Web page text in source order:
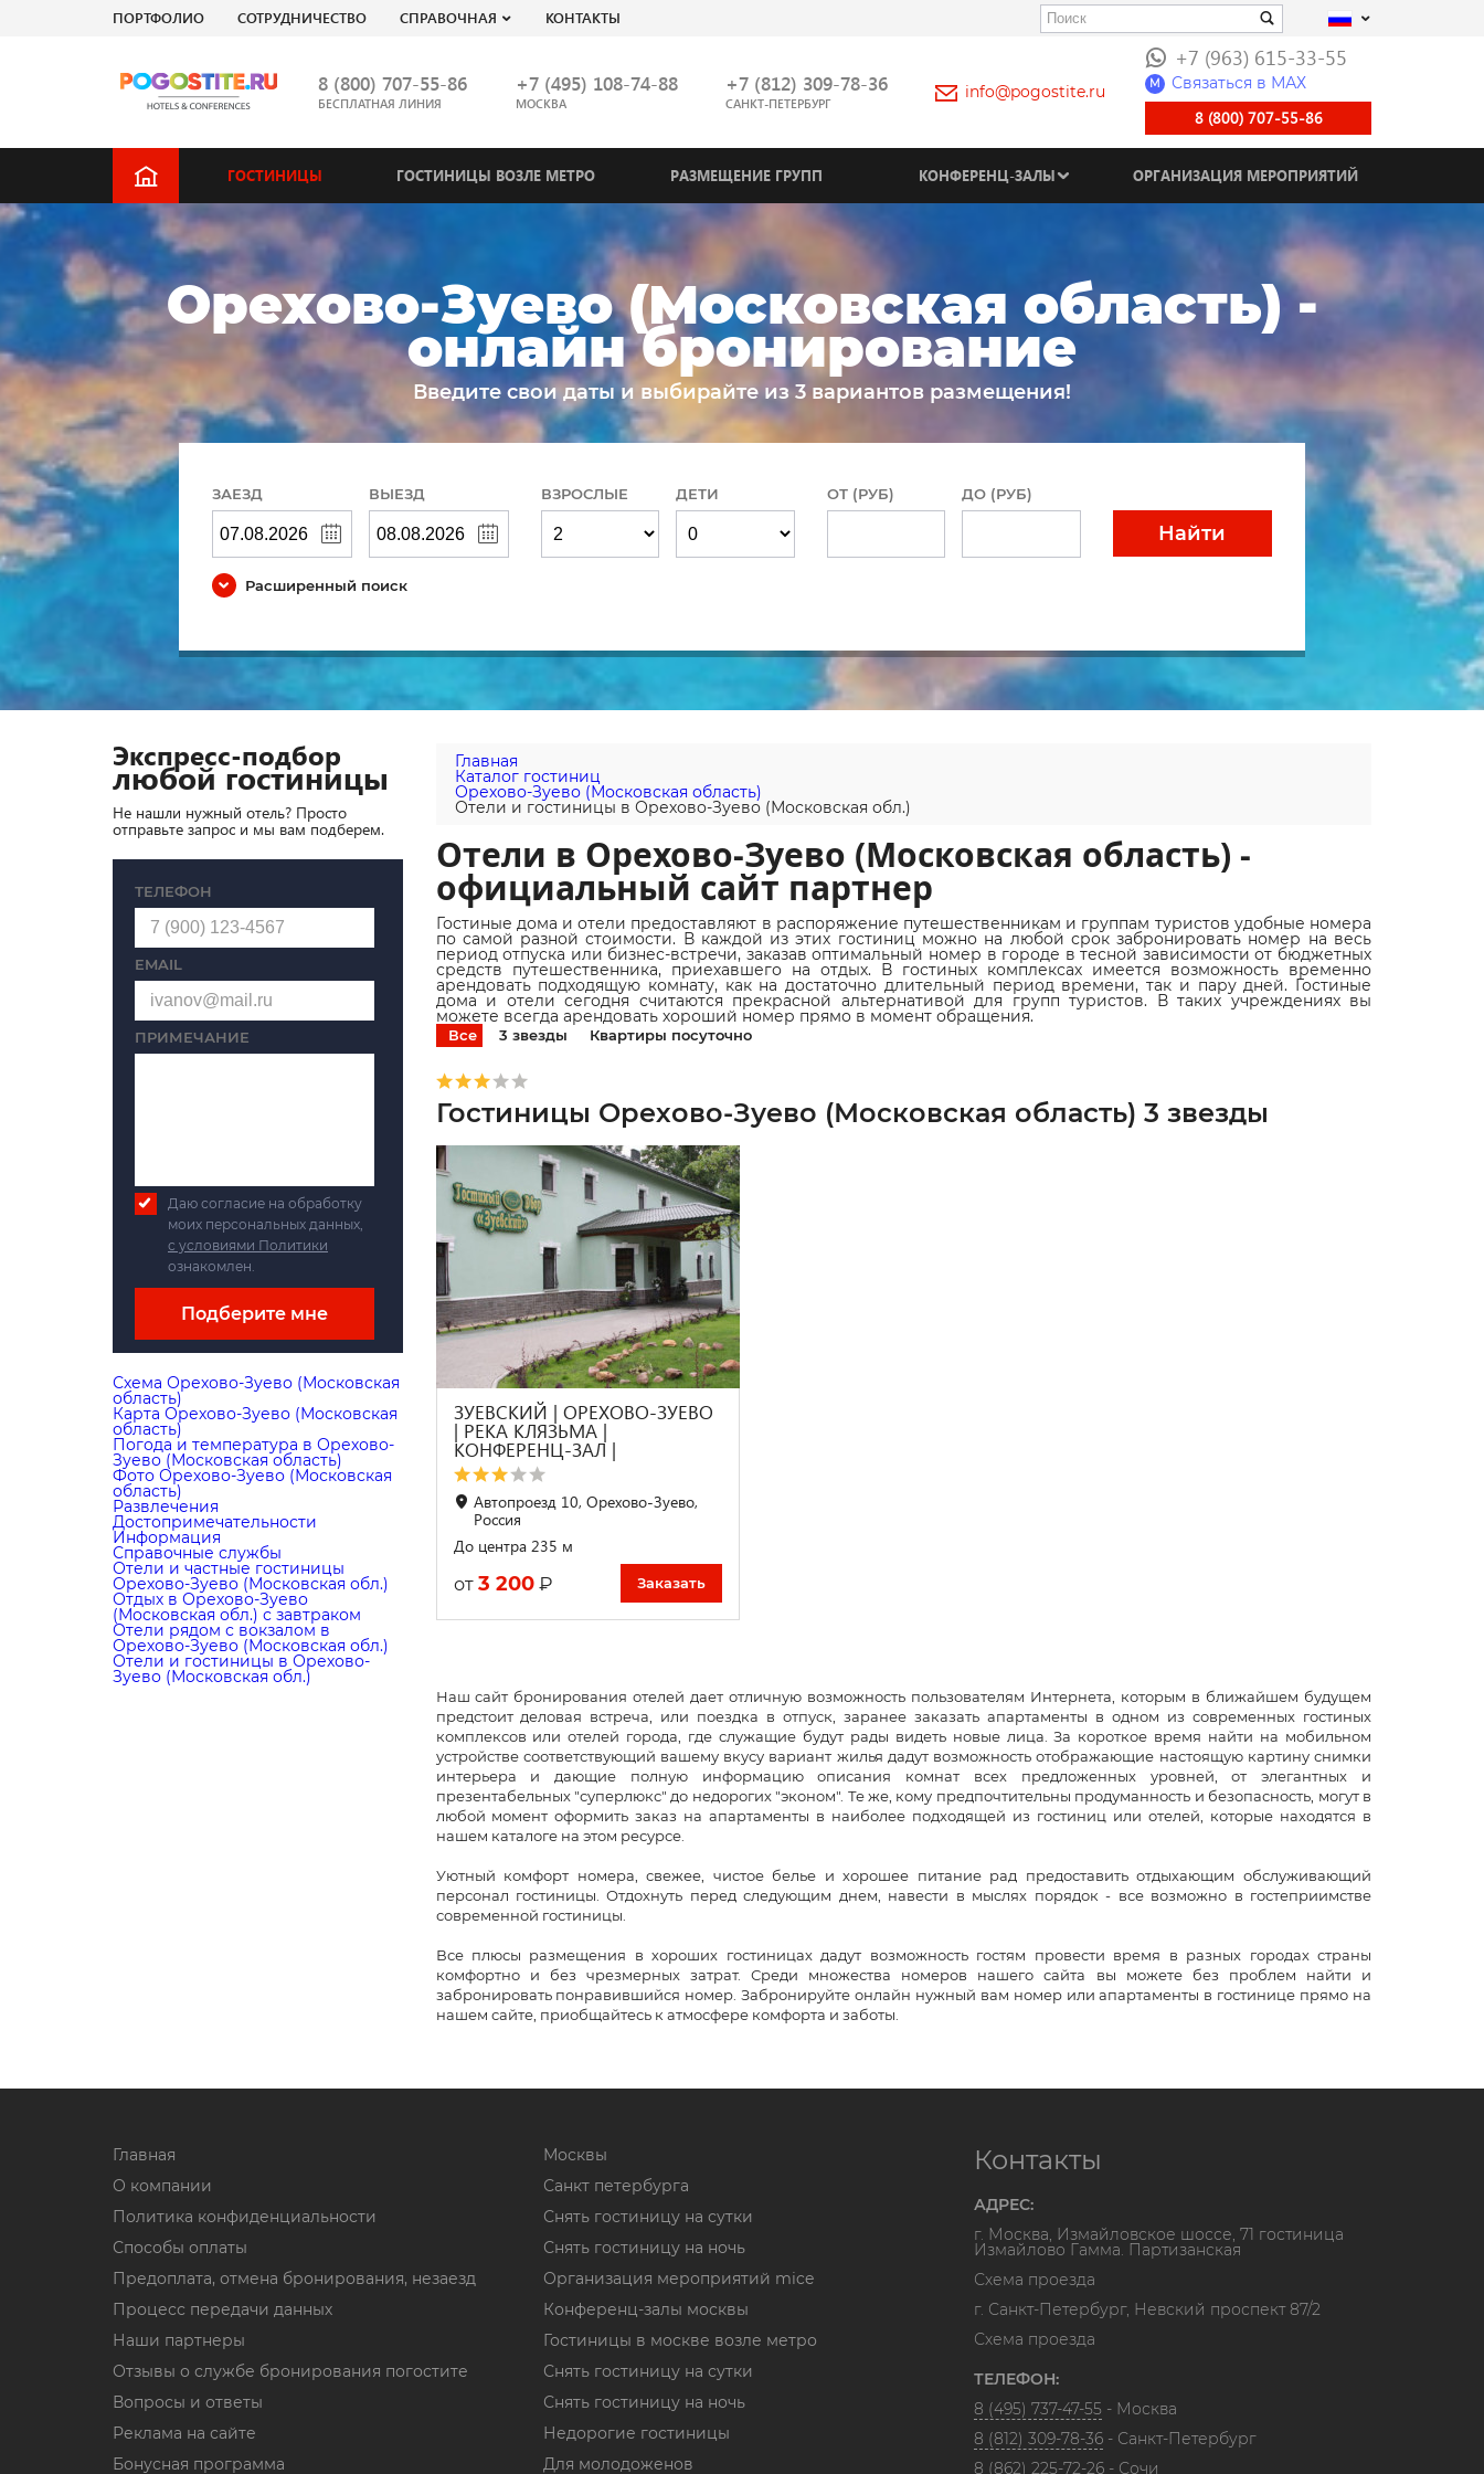
ПОРТФОЛИО СОТРУДНИЧЕСТВО СПРАВОЧНАЯ КОНТАКТЫ
8 (800) 707-55-86
БЕСПЛАТНАЯ ЛИНИЯ
+7 (495) 108-74-88
МОСКВА
+7 (812) 309-78-36
САНКТ-ПЕТЕРБУРГ
info@pogostite.ru
+7 (963) 615-33-55
M Связаться в МАХ
8 (800) 707-55-86
ГОСТИНИЦЫ ГОСТИНИЦЫ ВОЗЛЕ МЕТРО РАЗМЕЩЕНИЕ ГРУПП КОНФЕРЕНЦ-ЗАЛЫ ОРГАНИЗАЦИЯ МЕРОПРИЯТИЙ
Орехово-Зуево (Московская область) -
онлайн бронирование
Введите свои даты и выбирайте из 3 вариантов размещения!
ЗАЕЗД ВЫЕЗД ВЗРОСЛЫЕ ДЕТИ ОТ (РУБ) ДО (РУБ)
Найти
Расширенный поиск
Главная
Каталог гостиниц
Орехово-Зуево (Московская область)
Отели и гостиницы в Орехово-Зуево (Московская обл.)
Отели в Орехово-Зуево (Московская область) -
официальный сайт партнер
Гостиные дома и отели предоставляют в распоряжение путешественникам и группам туристов удобные номера
по самой разной стоимости. В каждой из этих гостиниц можно на любой срок забронировать номер на весь
период отпуска или бизнес-встречи, заказав оптимальный номер в городе в тесной зависимости от бюджетных
средств путешественника, приехавшего на отдых. В гостиных комплексах имеется возможность временно
арендовать подходящую комнату, как на достаточно длительный период времени, так и пару дней. Гостиные
дома и отели сегодня считаются прекрасной альтернативой для групп туристов. В таких учреждениях вы
можете всегда арендовать хороший номер прямо в момент обращения.
Все 3 звезды Квартиры посуточно
Гостиницы Орехово-Зуево (Московская область) 3 звезды
ЗУЕВСКИЙ | ОРЕХОВО-ЗУЕВО
| РЕКА КЛЯЗЬМА |
КОНФЕРЕНЦ-ЗАЛ |
Автопроезд 10, Орехово-Зуево,
Россия
До центра 235 м
от 3 200 ₽ Заказать
Наш сайт бронирования отелей дает отличную возможность пользователям Интернета, которым в ближайшем будущем
предстоит деловая встреча, или поездка в отпуск, заранее заказать апартаменты в одном из современных гостиных
комплексов или отелей города, где служащие будут рады видеть новые лица. За короткое время найти на мобильном
устройстве соответствующий вашему вкусу вариант жилья дадут возможность отображающие настоящую картину снимки
интерьера и дающие полную информацию описания комнат всех предложенных уровней, от элегантных и
презентабельных "суперлюкс" до недорогих "эконом". Те же, кому предпочтительны продуманность и безопасность, могут в
любой момент оформить заказ на апартаменты в наиболее подходящей из гостиниц или отелей, которые находятся в
нашем каталоге на этом ресурсе.
Уютный комфорт номера, свежее, чистое белье и хорошее питание рад предоставить отдыхающим обслуживающий
персонал гостиницы. Отдохнуть перед следующим днем, навести в мыслях порядок - все возможно в гостеприимстве
современной гостиницы.
Все плюсы размещения в хороших гостиницах дадут возможность гостям провести время в разных городах страны
комфортно и без чрезмерных затрат. Среди множества номеров нашего сайта вы можете без проблем найти и
забронировать понравившийся номер. Забронируйте онлайн нужный вам номер или апартаменты в гостинице прямо на
нашем сайте, приобщайтесь к атмосфере комфорта и заботы.
Экспресс-подбор
любой гостиницы
Не нашли нужный отель? Просто
отправьте запрос и мы вам подберем.
ТЕЛЕФОН
EMAIL
ПРИМЕЧАНИЕ
Даю согласие на обработку
моих персональных данных,
с условиями Политики
ознакомлен.
Подберите мне
Схема Орехово-Зуево (Московская
область)
Карта Орехово-Зуево (Московская
область)
Погода и температура в Орехово-
Зуево (Московская область)
Фото Орехово-Зуево (Московская
область)
Развлечения
Достопримечательности
Информация
Справочные службы
Отели и частные гостиницы
Орехово-Зуево (Московская обл.)
Отдых в Орехово-Зуево
(Московская обл.) с завтраком
Отели рядом с вокзалом в
Орехово-Зуево (Московская обл.)
Отели и гостиницы в Орехово-
Зуево (Московская обл.)
Главная
О компании
Политика конфиденциальности
Способы оплаты
Предоплата, отмена бронирования, незаезд
Процесс передачи данных
Наши партнеры
Отзывы о службе бронирования погостите
Вопросы и ответы
Реклама на сайте
Бонусная программа
Москвы
Санкт петербурга
Снять гостиницу на сутки
Снять гостиницу на ночь
Организация мероприятий mice
Конференц-залы москвы
Гостиницы в москве возле метро
Снять гостиницу на сутки
Снять гостиницу на ночь
Недорогие гостиницы
Для молодоженов
Контакты
АДРЕС:
г. Москва, Измайловское шоссе, 71 гостиница
Измайлово Гамма. Партизанская
Схема проезда
г. Санкт-Петербург, Невский проспект 87/2
Схема проезда
ТЕЛЕФОН:
8 (495) 737-47-55 - Москва
8 (812) 309-78-36 - Санкт-Петербург
8 (862) 225-72-26 - Сочи